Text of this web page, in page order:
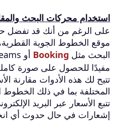
استخدام محركات البحث
على الرغم من أنك قد تفضل
موقع الخطوط الجوية
البحث مثل Booking
مفيدًا للحصول على صورة
تتيح لك هذه الأدوات مقارنة
المختلفة بما في ذلك الخطوط
تتبع الأسعار عبر البريد
إشعارات في حال حدوث أي